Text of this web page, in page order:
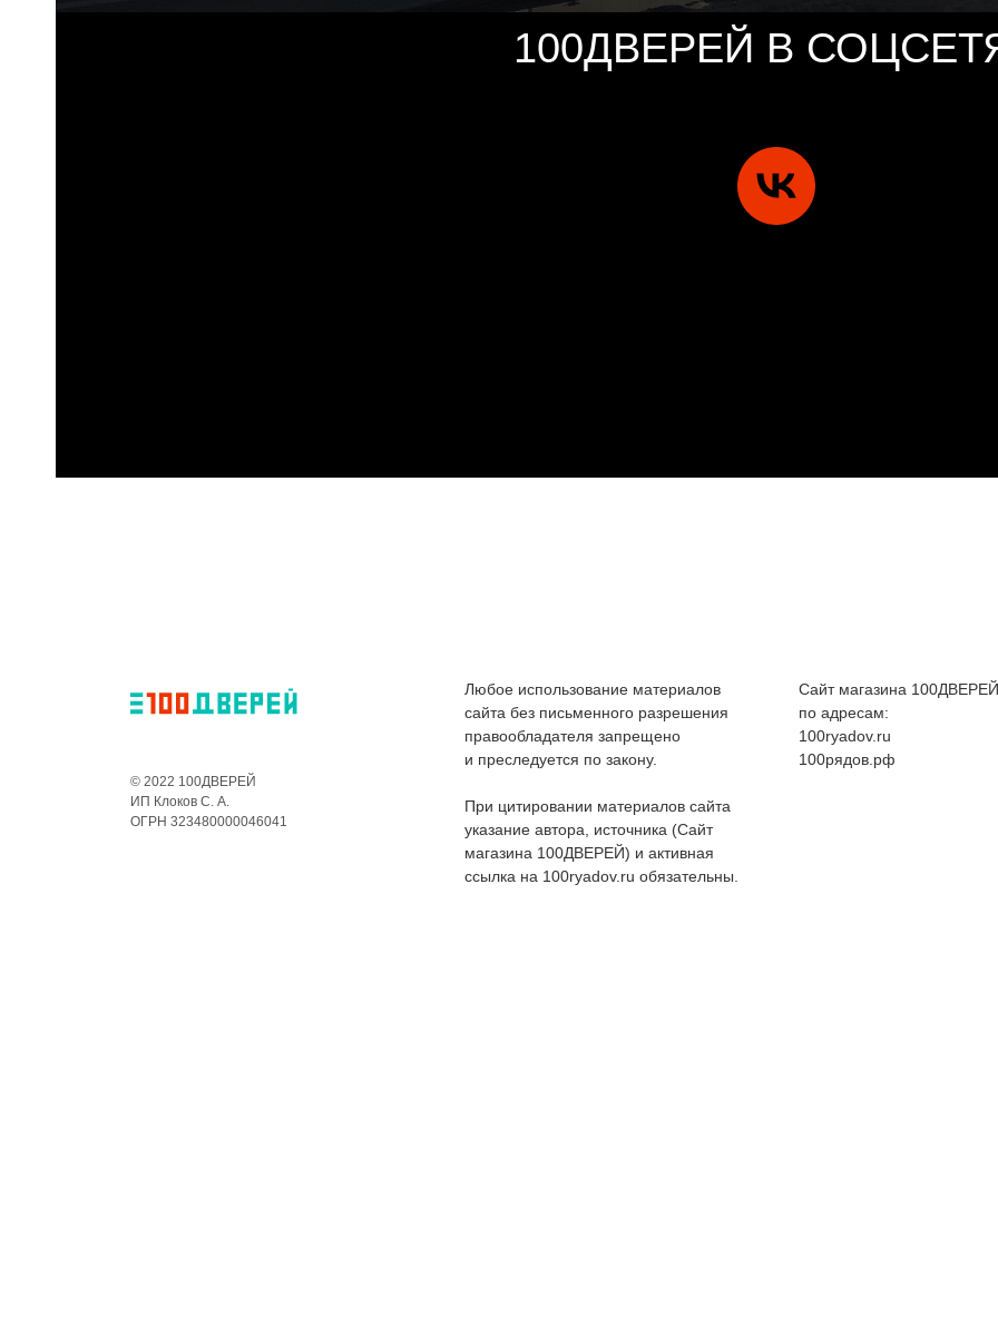
100ДВЕРЕЙ В
© 2022 100ДВЕРЕЙ
ИП Клоков С. А.
ОГРН 323480000046041
Любое использование материалов
сайта без письменного разрешения
правообладателя запрещено
и преследуется по закону.
При цитировании материалов сайта
указание автора, источника (Сайт
магазина 100ДВЕРЕЙ) и активная
ссылка на 100ryadov.ru обязательны.
Сайт магазина
по адресам:
100ryadov.ru
100рядов.рф